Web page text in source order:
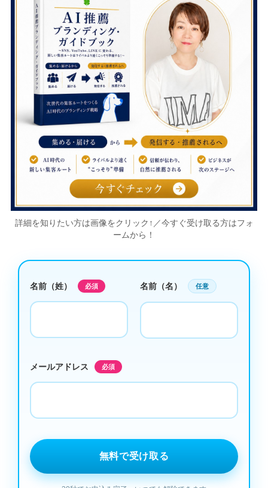
詳細を知りたい方は画像をクリック↑／今すぐ受け取る方はフォ
ームから！
名前（姓） 必須 名前（名） 任意
メールアドレス 必須